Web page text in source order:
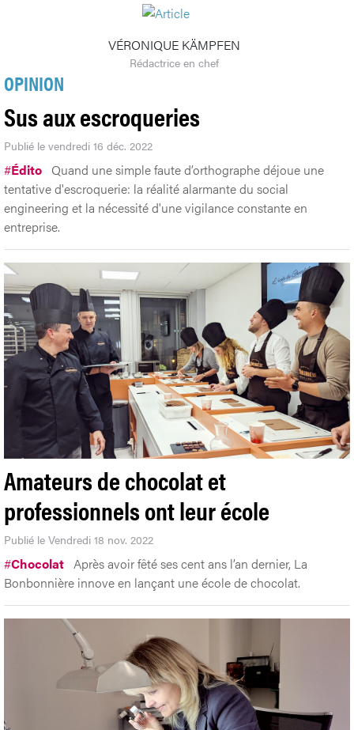
VÉRONIQUE KÄMPFEN
Rédactrice en chef
OPINION
Sus aux escroqueries
Publié le vendredi 16 déc. 2022
#Édito Quand une simple faute d’orthographe déjoue une
tentative d'escroquerie: la réalité alarmante du social
engineering et la nécessité d'une vigilance constante en
entreprise.
Amateurs de chocolat et
professionnels ont leur école
Publié le Vendredi 18 nov. 2022
#Chocolat Après avoir fêté ses cent ans l’an dernier, La
Bonbonnière innove en lançant une école de chocolat.